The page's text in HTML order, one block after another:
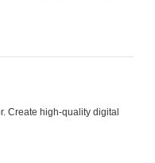
Create high-quality digital